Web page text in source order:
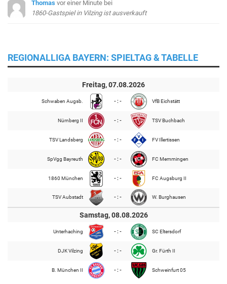
Thomas vor einer Minute bei
1860-Gastspiel in Vilzing ist ausverkauft
REGIONALLIGA BAYERN: SPIELTAG & TABELLE
Freitag, 07.08.2026
Schwaben Augsb. - : - VfB Eichstätt
Nürnberg II - : - TSV Buchbach
TSV Landsberg - : - FV Illertissen
SpVgg Bayreuth - : - FC Memmingen
1860 München - : - FC Augsburg II
TSV Aubstadt - : - W. Burghausen
Samstag, 08.08.2026
Unterhaching - : - SC Eltersdorf
DJK Vilzing - : - Gr. Fürth II
B. München II - : - Schweinfurt 05